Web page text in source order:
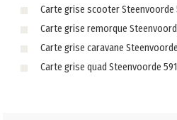
Carte grise scooter Steenvoorde
Carte grise remorque
Carte grise caravane
Carte grise quad Steenvoorde